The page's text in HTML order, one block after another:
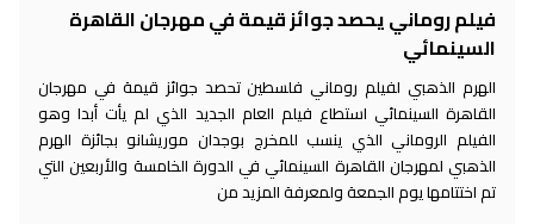
فيلم روماني يحصد جوائز قيمة في مهرجان القاهرة
السينمائي
الهرم الذهبي لفيلم روماني فلسطين تحصد جوائز قيمة في مهرجان
القاهرة السينمائي استطاع فيلم العام الجديد الذي لم يأت أبدا وهو
الفيلم الروماني الذي ينسب للمخرج بوجدان موريشانو بجائزة الهرم
الذهبي لمهرجان القاهرة السينمائي في الدورة الخامسة والأربعين التي
تم اختتامها يوم الجمعة ولمعرفة المزيد من